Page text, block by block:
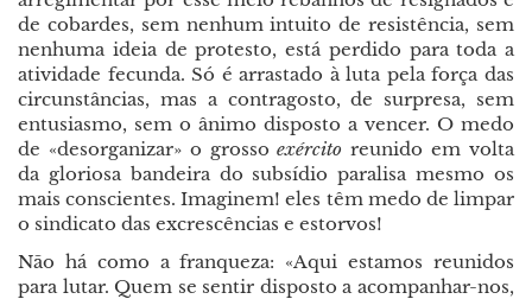
de cobardes, sem nenhum intuito de resistência, sem
nenhuma ideia de protesto, está perdido para toda a
atividade fecunda. Só é arrastado à luta pela força das
circunstâncias, mas a contragosto, de surpresa, sem
entusiasmo, sem o ânimo disposto a vencer. O medo
de «desorganizar» o grossoexército reunido em volta
da gloriosa bandeira do subsídio paralisa mesmo os
mais conscientes. Imaginem! eles têm medo de limpar
o sindicato das excrescências e estorvos!
Não há como a franqueza: «Aqui estamos reunidos
para lutar. Quem se sentir disposto a acompanhar-nos,